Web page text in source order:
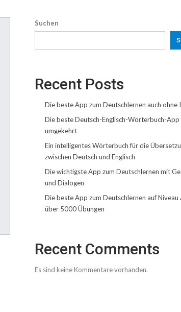
Suchen
Recent Posts
Die beste App zum Deutschlernen auch ohne
Die beste Deutsch-Englisch-Wörterbuch-App
umgekehrt
Ein intelligentes Wörterbuch für die
zwischen Deutsch und Englisch
Die wichtigste App zum Deutschlernen mit
und Dialogen
Die beste App zum Deutschlernen auf Niveau
über 5000 Übungen
Recent Comments
Es sind keine Kommentare vorhanden.